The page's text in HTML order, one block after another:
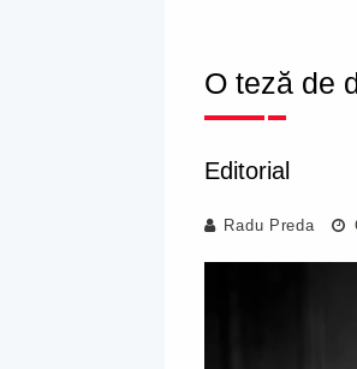
O teză de
Editorial
Radu Preda